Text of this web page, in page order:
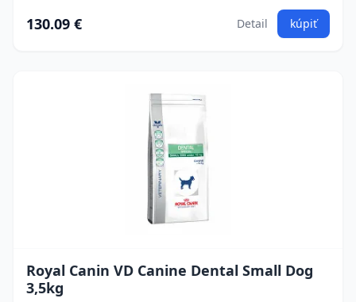
130.09 € Detail kúpiť
Royal Canin VD Canine Dental Small Dog
3,5kg